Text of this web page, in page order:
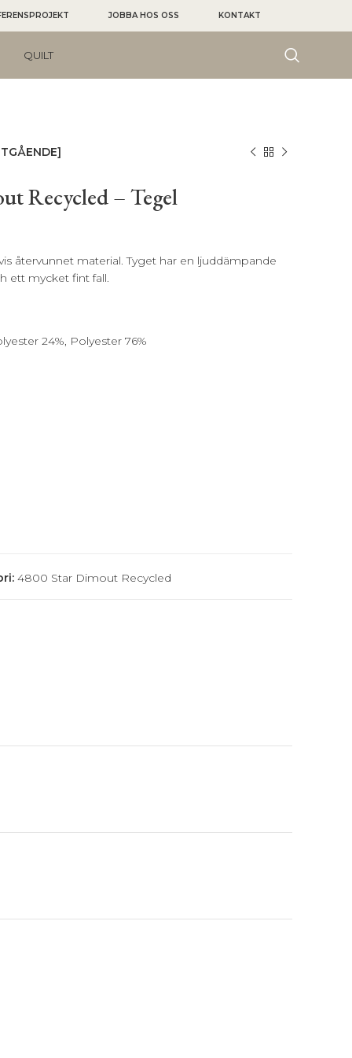
JOBBA HOS OSS KONTAKT
QUILT
Recycled – Tegel
återvunnet material. Tyget har en ljuddämpande
ett mycket fint fall.
24%, Polyester 76%
4800 Star Dimout Recycled